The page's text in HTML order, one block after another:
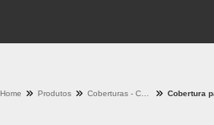
Home Produtos